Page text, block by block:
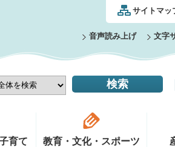
サイトマッ
音声読み上げ 文字
育て 教育・文化・スポーツ